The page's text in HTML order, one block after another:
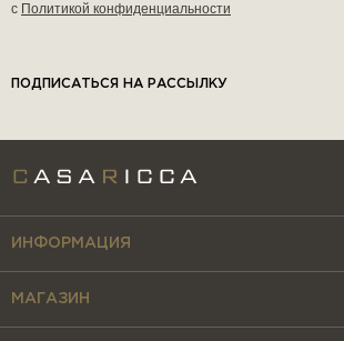
с Политикой конфиденциальности
ПОДПИСАТЬСЯ НА РАССЫЛКУ
ИНФОРМАЦИЯ
МАГАЗИН